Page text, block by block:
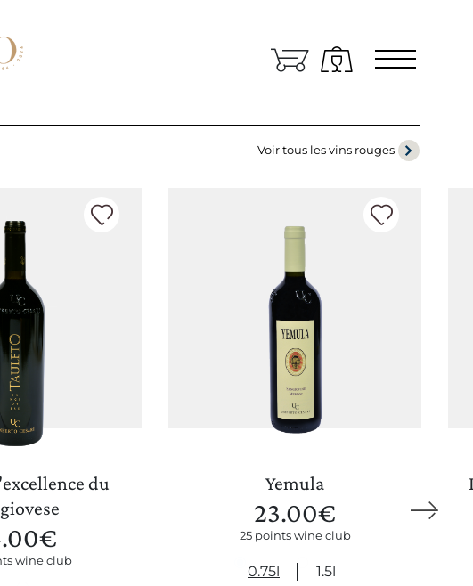
Zone réservée
Dans quel pays le vin doit-il être expédié?
METTRE À JOUR LES PRÉFÉRENCES
Voir tous les vins rouges
du
€
wine club
Yemula
23.00€
25 points wine club
0.75l 1.5l